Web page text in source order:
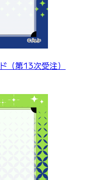
（第13次受注）